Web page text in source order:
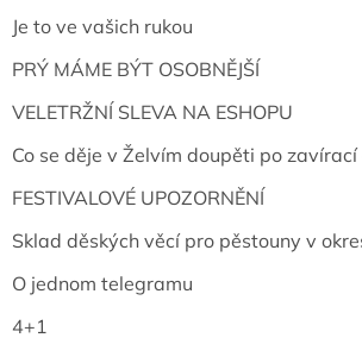
Je to ve vašich rukou
PRÝ MÁME BÝT OSOBNĚJŠÍ
VELETRŽNÍ SLEVA NA ESHOPU
Co se děje v Želvím doupěti po zavírací
FESTIVALOVÉ UPOZORNĚNÍ
Sklad děských věcí pro pěstouny v
O jednom telegramu
4+1